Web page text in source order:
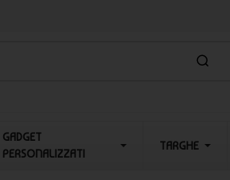
GADGET
PERSONALIZZATI
TARGHE